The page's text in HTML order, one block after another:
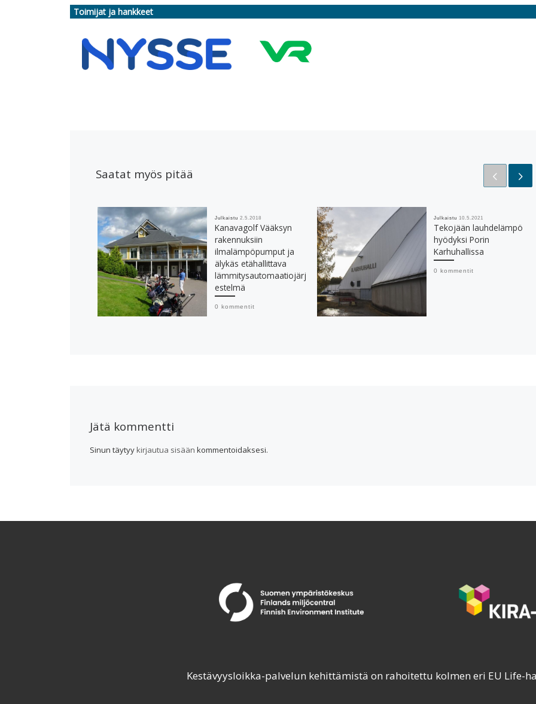
Toimijat ja hankkeet
Saatat myös pitää
Julkaistu 2.5.2018
Kanavagolf Vääksyn
rakennuksiin
ilmalämpöpumput ja
älykäs etähallittava
lämmitysautomaatiojärj
estelmä
0 kommentit
Julkaistu 10.5.2021
Tekojään lauhdelämpö
hyödyksi Porin
Karhuhallissa
0 kommentit
Jätä kommentti
Sinun täytyy kirjautua sisään kommentoidaksesi.
Kestävyysloikka-palvelun kehittämistä on rahoitettu kolmen eri EU Life-